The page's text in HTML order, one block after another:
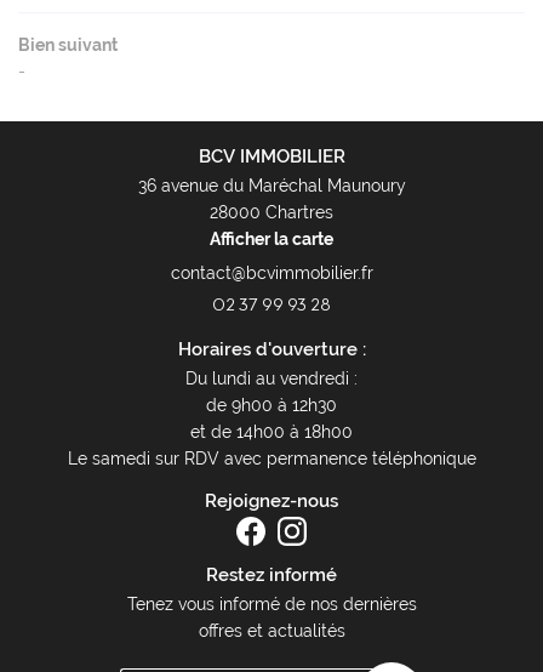
Bien suivant
-
BCV IMMOBILIER
36 avenue du Maréchal Maunoury
28000 Chartres
Afficher la carte
02 37 99 93 28
Horaires d'ouverture :
Du lundi au vendredi :
de 9h00 à 12h30
et de 14h00 à 18h00
Le samedi sur RDV avec permanence téléphonique
Rejoignez-nous
Restez informé
Tenez vous informé de nos dernières
offres et actualités